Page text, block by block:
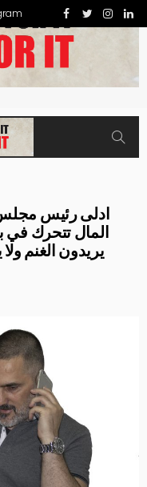
ادلى رئيس مجلس
المال تتحرك في
يريدون الغنم